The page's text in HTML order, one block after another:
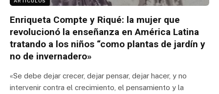
Enriqueta Compte y Riqué: la mujer que
revolucionó la enseñanza en América Latina
tratando a los niños “como plantas de jardín y
no de invernadero»
«Se debe dejar crecer, dejar pensar, dejar hacer, y no
intervenir contra el crecimiento, el pensamiento y la